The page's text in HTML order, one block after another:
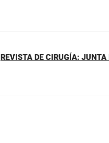
REVISTA DE CIRUGÍA: